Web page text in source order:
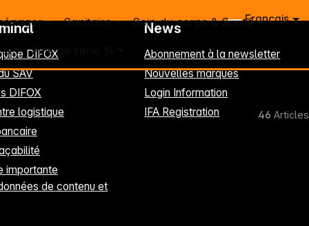
Français
Sanitaire Soin du corps & Santé
Fins de série %
46 Articles
DIFOX
SAV
DIFOX
logistique
importante
de contenu et
News
Abonnement à la newsletter
Nouvelles marques
Login Information
IFA Registration